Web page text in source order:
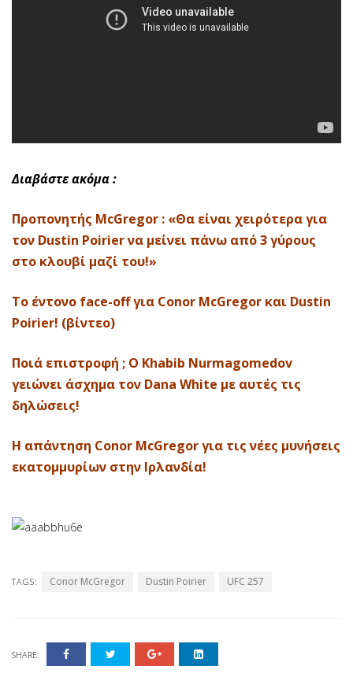
Διαβάστε ακόμα :
Προπονητής McGregor : «Θα είναι χειρότερα για
τον Dustin Poirier να μείνει πάνω από 3 γύρους
στο κλουβί μαζί του!»
Το έντονο face-off για Conor McGregor και Dustin
Poirier! (βίντεο)
Ποιά επιστροφή ; O Khabib Nurmagomedov
γειώνει άσχημα τον Dana White με αυτές τις
δηλώσεις!
Η απάντηση Conor McGregor για τις νέες μυνήσεις
εκατομμυρίων στην Ιρλανδία!
TAGS: Conor McGregor Dustin Poirier UFC 257
SHARE: